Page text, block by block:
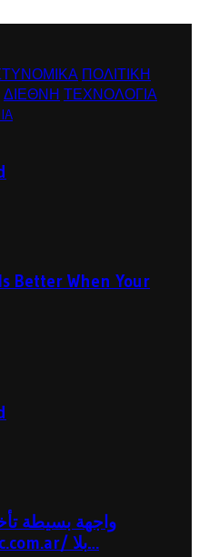
ΠΟΛΙΤΙΚΗ
ΔΙΕΘΝΗ ΤΕΧΝΟΛΟΓΙΑ
Better When Your
واجهة بسيطة
https://geomedic.com.ar/ بلا…